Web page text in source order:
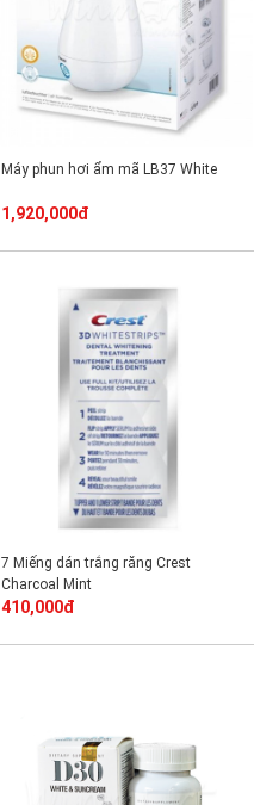
Máy phun hơi ẩm mã LB37 White
1,920,000đ
7 Miếng dán trắng răng Crest
Charcoal Mint
410,000đ